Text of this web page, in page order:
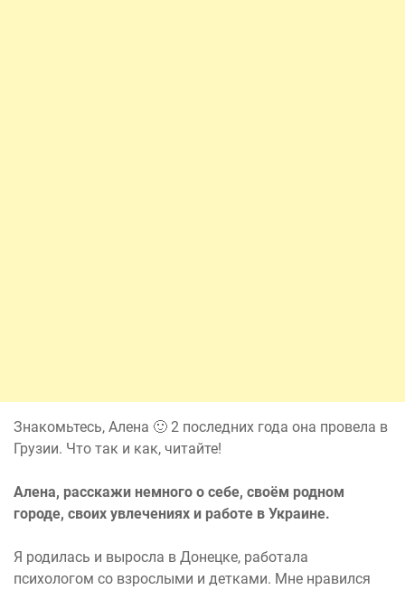
Знакомьтесь, Алена 🙂 2 последних года она провела в
Грузии. Что так и как, читайте!
Алена, расскажи немного о себе, своём родном
городе, своих увлечениях и работе в Украине.
Я родилась и выросла в Донецке, работала
психологом со взрослыми и детками. Мне нравился